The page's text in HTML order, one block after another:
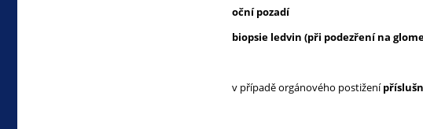
oční pozadí
biopsie ledvin (při podezření na
v případě orgánového postižení